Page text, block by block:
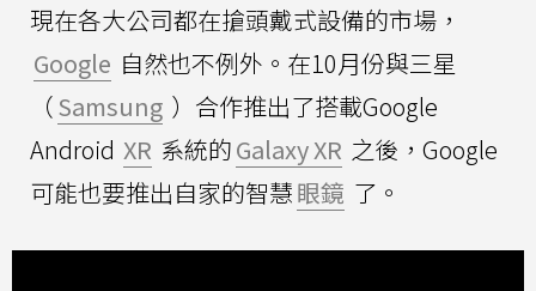
現在各大公司都在搶頭戴式設備的市場，
Google 自然也不例外。在10月份與三星
（Samsung ）合作推出了搭載Google
Android XR 系統的Galaxy XR 之後，Google
可能也要推出自家的智慧眼鏡 了。